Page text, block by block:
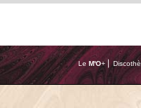
Le M'O+ ⎢